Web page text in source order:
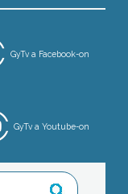
GyTv a Facebook-on
GyTv a Youtube-on